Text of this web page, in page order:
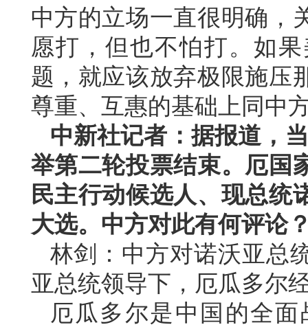
中方的立场一直很明确，
愿打，但也不怕打。如
题，就应该放弃极限施压
尊重、互惠的基础上同中
中新社记者：据报道，
举第二轮投票结束。厄国
民主行动候选人、现总统
大选。中方对此有何评论
林剑：中方对诺沃亚总
亚总统领导下，厄瓜多尔
厄瓜多尔是中国的全